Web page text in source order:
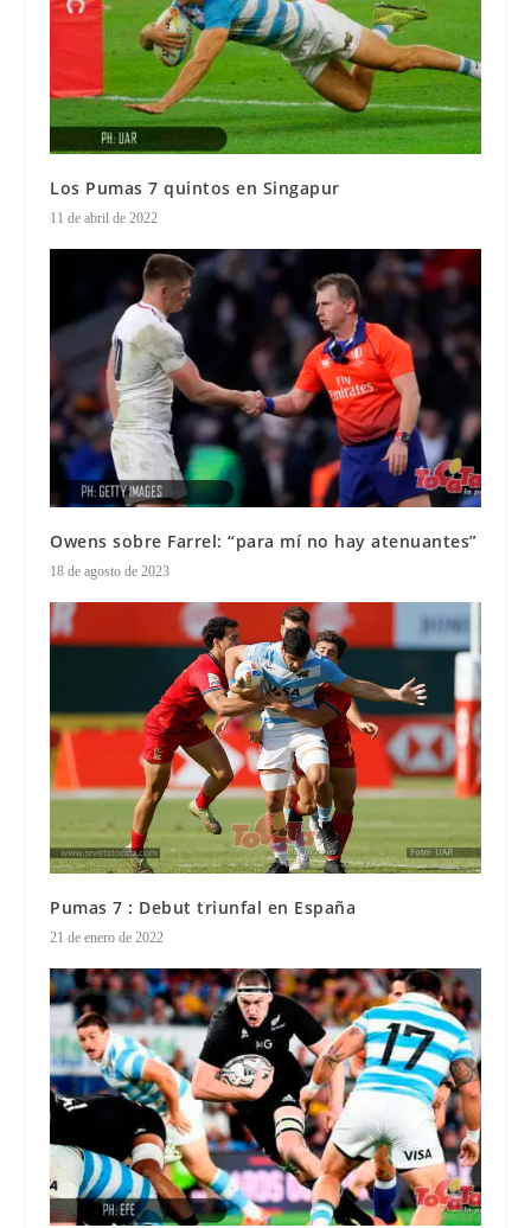
Los Pumas 7 quintos en Singapur
11 de abril de 2022
Owens sobre Farrel: “para mí no hay atenuantes”
18 de agosto de 2023
Pumas 7 : Debut triunfal en España
21 de enero de 2022